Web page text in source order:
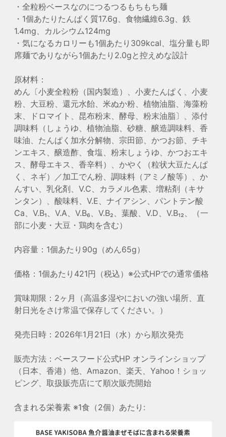
・全粒粉ベースなのにつるつるもちもち麺
・1個あたりたんぱく質17.6g、食物繊維6.3g、鉄
1.4mg、カルシウム124mg
・気になるカロリーも1個あたり309kcal、塩分量も即
席麺でありながら1個あたり2.0gと控えめな設計
原材料：
めん〔小麦全粒粉（国内製造）、小麦たんぱく、小麦
粉、大豆粉、還元水飴、米ぬか粉、植物油脂、海藻粉
末、ドロマイト、昆布粉末、酵母、粉末油脂〕、添付
調味料（しょうゆ、植物油脂、砂糖、醸造調味料、香
味油、たんぱく加水分解物、宗田節、かつお節、チキ
ンエキス、醸造酢、食塩、粉末しょうゆ、かつおエキ
ス、酵母エキス、香辛料）、かやく（粒状大豆たんぱ
く、ネギ）／加工でん粉、調味料（アミノ酸等）、か
んすい、乳化剤、V.C、カラメル色素、増粘剤（キサ
ンタン）、酸味料、V.E、ナイアシン、パントテン酸
Ca、V.B₁、V.A、V.B₆、V.B₂、葉酸、V.D、V.B₁₂、（一
部に小麦・大豆・鶏肉を含む）
内容量：1個あたり90g（めん65g）
価格：1個あたり421円（税込）※公式HPでの通常価格
賞味期限：2ヶ月（高温多湿やにおいの強い場所、直
射日光をさけ常温で保存してください。）
発売日時：2026年1月21日（水）から順次発売
販売方法：ベースフード公式HP オンラインショップ
（日本、香港）他、Amazon、楽天、Yahoo！ショッ
ピング、取扱販売店にて順次販売開始
含まれる栄養素 ※1食（2個）あたり: